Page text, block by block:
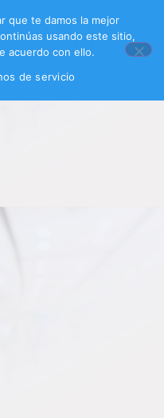
que te damos la mejor
usando este sitio,
acuerdo con ello.
de servicio